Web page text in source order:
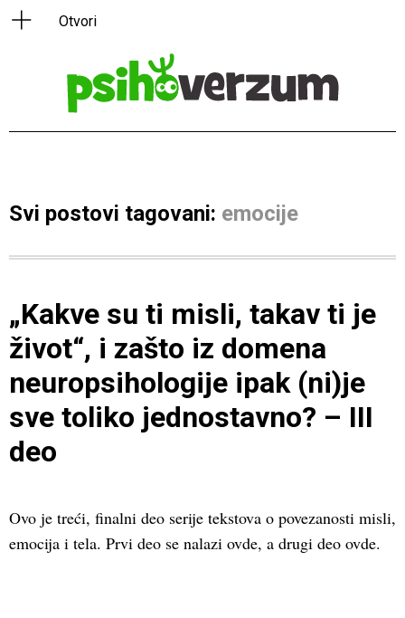
Svi postovi tagovani: emocije
„Kakve su ti misli, takav ti je
život“, i zašto iz domena
neuropsihologije ipak (ni)je
sve toliko jednostavno? – III
deo
Ovo je treći, finalni deo serije tekstova o povezanosti misli,
emocija i tela. Prvi deo se nalazi ovde, a drugi deo ovde.